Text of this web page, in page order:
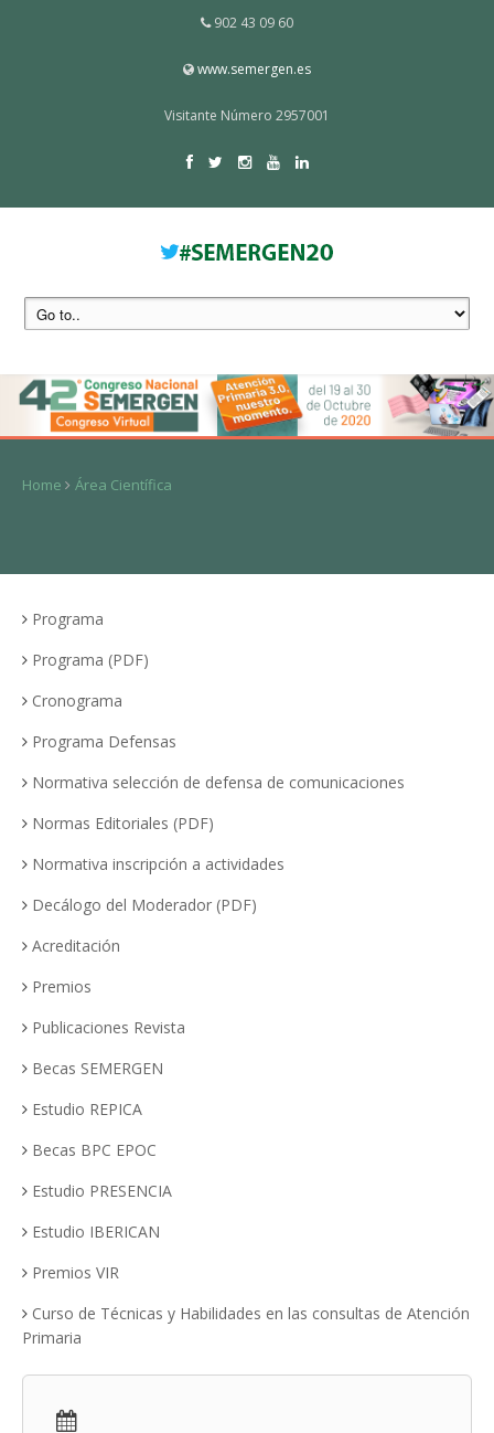
902 43 09 60
www.semergen.es
Visitante Número 2957001
Home Área Científica
Programa
Programa (PDF)
Cronograma
Programa Defensas
Normativa selección de defensa de comunicaciones
Normas Editoriales (PDF)
Normativa inscripción a actividades
Decálogo del Moderador (PDF)
Acreditación
Premios
Publicaciones Revista
Becas SEMERGEN
Estudio REPICA
Becas BPC EPOC
Estudio PRESENCIA
Estudio IBERICAN
Premios VIR
Curso de Técnicas y Habilidades en las consultas de Atención
Primaria